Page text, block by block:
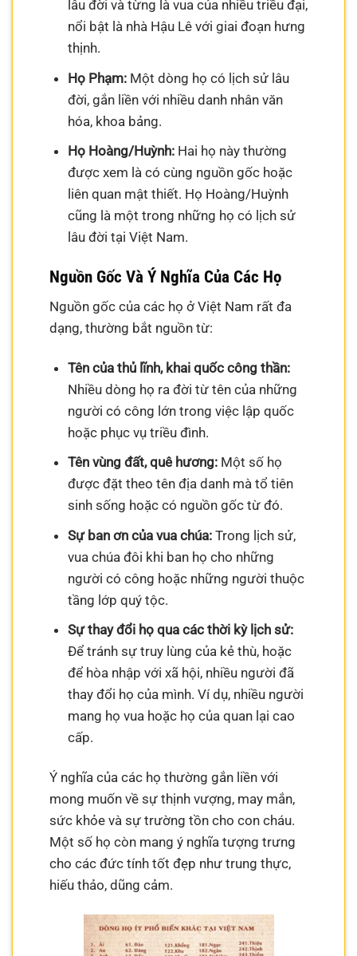
lâu đời và từng là vua của nhiều triều đại,
nổi bật là nhà Hậu Lê với giai đoạn hưng
thịnh.
Họ Phạm:Một dòng họ có lịch sử lâu
đời, gắn liền với nhiều danh nhân văn
hóa, khoa bảng.
Họ Hoàng/Huỳnh:Hai họ này thường
được xem là có cùng nguồn gốc hoặc
liên quan mật thiết. Họ Hoàng/Huỳnh
cũng là một trong những họ có lịch sử
lâu đời tại Việt Nam.
Nguồn Gốc Và Ý Nghĩa Của Các Họ
Nguồn gốc của các họ ở Việt Nam rất đa
dạng, thường bắt nguồn từ:
Tên của thủ lĩnh, khai quốc công thần:
Nhiều dòng họ ra đời từ tên của những
người có công lớn trong việc lập quốc
hoặc phục vụ triều đình.
Tên vùng đất, quê hương:Một số họ
được đặt theo tên địa danh mà tổ tiên
sinh sống hoặc có nguồn gốc từ đó.
Sự ban ơn của vua chúa:Trong lịch sử,
vua chúa đôi khi ban họ cho những
người có công hoặc những người thuộc
tầng lớp quý tộc.
Sự thay đổi họ qua các thời kỳ lịch sử:
Để tránh sự truy lùng của kẻ thù, hoặc
để hòa nhập với xã hội, nhiều người đã
thay đổi họ của mình. Ví dụ, nhiều người
mang họ vua hoặc họ của quan lại cao
cấp.
Ý nghĩa của các họ thường gắn liền với
mong muốn về sự thịnh vượng, may mắn,
sức khỏe và sự trường tồn cho con cháu.
Một số họ còn mang ý nghĩa tượng trưng
cho các đức tính tốt đẹp như trung thực,
hiếu thảo, dũng cảm.